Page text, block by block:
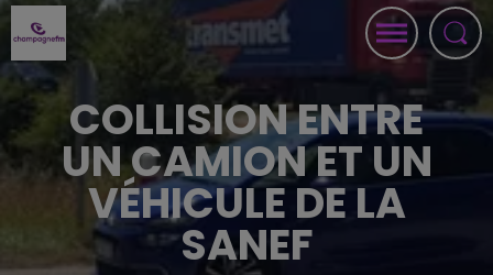
COLLISION ENTRE
UN CAMION ET UN
VÉHICULE DE LA
SANEF